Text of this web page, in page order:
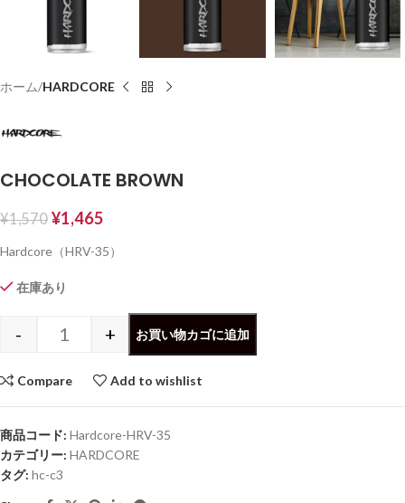
ホーム HARDCORE
CHOCOLATE BROWN
¥1,570 ¥1,465
Hardcore（HRV-35）
在庫あり
- + お買い物カゴに追加
Compare Add to wishlist
商品コード: Hardcore-HRV-35
カテゴリー: HARDCORE
タグ: hc-c3